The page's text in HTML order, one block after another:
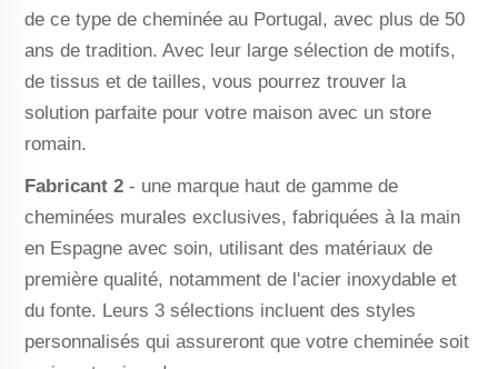
de ce type de cheminée au Portugal, avec plus de 50
ans de tradition. Avec leur large sélection de motifs,
de tissus et de tailles, vous pourrez trouver la
solution parfaite pour votre maison avec un store
romain.
Fabricant 2 - une marque haut de gamme de
cheminées murales exclusives, fabriquées à la main
en Espagne avec soin, utilisant des matériaux de
première qualité, notamment de l'acier inoxydable et
du fonte. Leurs 3 sélections incluent des styles
personnalisés qui assureront que votre cheminée soit